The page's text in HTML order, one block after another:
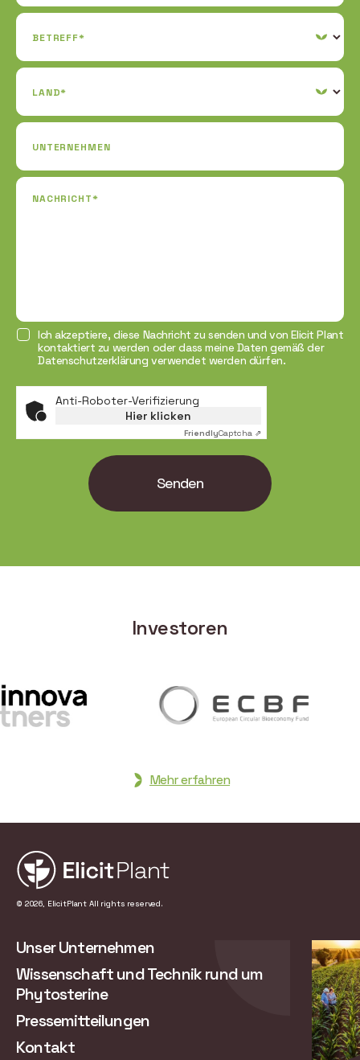
BETREFF*
LAND*
UNTERNEHMEN
NACHRICHT*
Ich akzeptiere, diese Nachricht zu senden und von Elicit Plant
kontaktiert zu werden oder dass meine Daten gemäß der
Datenschutzerklärung verwendet werden dürfen.
Senden
Anti-Roboter-Verifizierung
Hier klicken
FriendlyCaptcha ⇗
Investoren
Mehr erfahren
© 2026, ElicitPlant All rights reserved.
Unser Unternehmen
Wissenschaft und Technik rund um
Phytosterine
Pressemitteilungen
Kontakt